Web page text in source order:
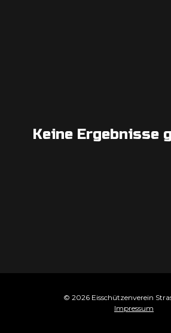
Keine Ergebnisse
© 2026 Eisschützenverein
Impressum